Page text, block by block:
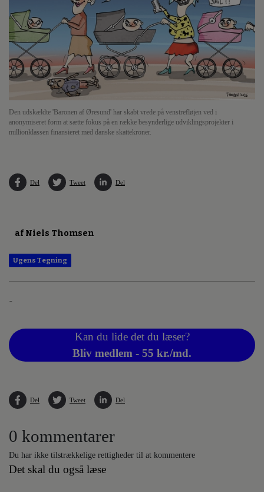
Den udskældte 'Baronen af Øresund' har skabt vrede på venstrefløjen ved i
anonymiseret form at sætte fokus på en række besynderlige udviklingsprojekter i
millionklassen finansieret med danske skattekroner.
Del Tweet Del
af Niels Thomsen
Ugens Tegning
-
Kan du lide det du læser?
Bliv medlem - 55 kr./md.
Del Tweet Del
0 kommentarer
Du har ikke tilstrækkelige rettigheder til at kommentere
Det skal du også læse